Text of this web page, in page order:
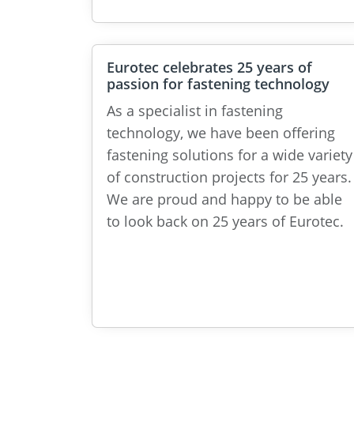
Eurotec celebrates 25 years of
passion for fastening technology
As a specialist in fastening
technology, we have been offering
fastening solutions for a wide variety
of construction projects for 25 years.
We are proud and happy to be able
to look back on 25 years of Eurotec.